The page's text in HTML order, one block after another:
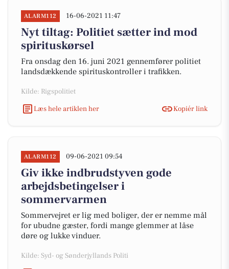
ALARM112 16-06-2021 11:47
Nyt tiltag: Politiet sætter ind mod
spirituskørsel
Fra onsdag den 16. juni 2021 gennemfører politiet
landsdækkende spirituskontroller i trafikken.
Kilde: Rigspolitiet
Læs hele artiklen her
Kopiér link
ALARM112 09-06-2021 09:54
Giv ikke indbrudstyven gode
arbejdsbetingelser i
sommervarmen
Sommervejret er lig med boliger, der er nemme mål
for ubudne gæster, fordi mange glemmer at låse
døre og lukke vinduer.
Kilde: Syd- og Sønderjyllands Politi